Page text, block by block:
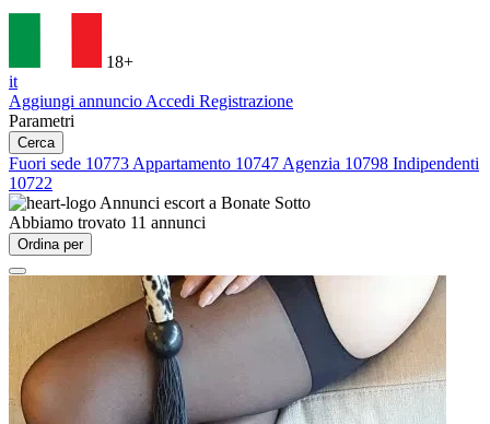
18+
it
Aggiungi annuncio Accedi Registrazione
Parametri
Cerca
Fuori sede 10773 Appartamento 10747 Agenzia 10798 Indipendenti
10722
Annunci escort a Bonate Sotto
Abbiamo trovato 11 annunci
Ordina per